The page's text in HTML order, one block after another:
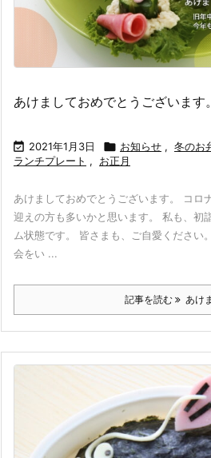
あけましておめでとうございます。
 2021年1月3日  お知らせ , 冬のお
ランチプレート , お正月
あけましておめでとうございます。 コロ
迎えの方も多いかと思います。 私も、初
ム状態です。 皆さまも、ご自愛ください
会をい ...
記事を読む あけ